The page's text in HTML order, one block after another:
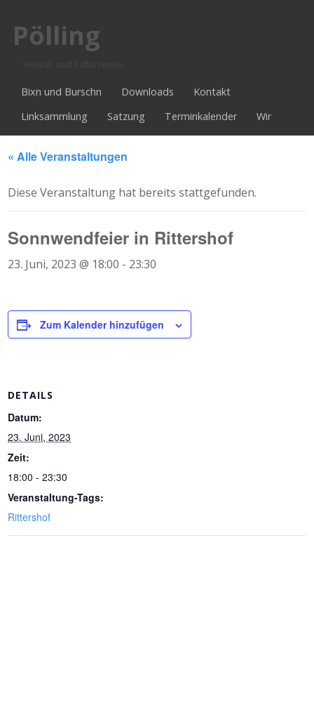
Pölling
Bixn und Burschn Downloads
Kontakt
Linksammlung
Satzung Terminkalender Wir
« Alle Veranstaltungen
Diese Veranstaltung hat bereits stattgefunden.
Sonnwendfeier in Rittershof
23. Juni, 2023 @ 18:00 - 23:30
Zum Kalender hinzufügen
DETAILS
Datum:
23. Juni, 2023
Zeit:
18:00 - 23:30
Veranstaltung-Tags:
Rittershof